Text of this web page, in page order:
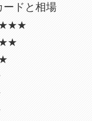
ードと相場